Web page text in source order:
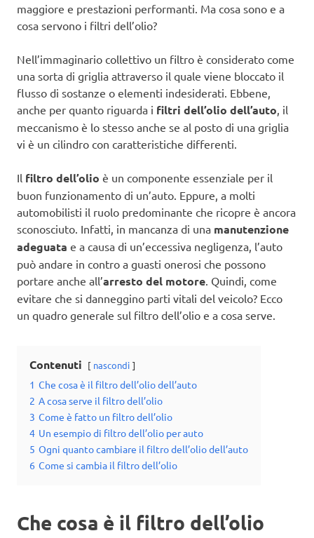
maggiore e prestazioni performanti. Ma cosa sono e a
cosa servono i filtri dell’olio?
Nell’immaginario collettivo un filtro è considerato come
una sorta di griglia attraverso il quale viene bloccato il
flusso di sostanze o elementi indesiderati. Ebbene,
anche per quanto riguarda i filtri dell’olio dell’auto , il
meccanismo è lo stesso anche se al posto di una griglia
vi è un cilindro con caratteristiche differenti.
Il filtro dell’olio è un componente essenziale per il
buon funzionamento di un’auto. Eppure, a molti
automobilisti il ruolo predominante che ricopre è ancora
sconosciuto. Infatti, in mancanza di una manutenzione
adeguata e a causa di un’eccessiva negligenza, l’auto
può andare in contro a guasti onerosi che possono
portare anche all’arresto del motore . Quindi, come
evitare che si danneggino parti vitali del veicolo? Ecco
un quadro generale sul filtro dell’olio e a cosa serve.
Contenuti nascondi
1 Che cosa è il filtro dell’olio dell’auto
2 A cosa serve il filtro dell’olio
3 Come è fatto un filtro dell’olio
4 Un esempio di filtro dell’olio per auto
5 Ogni quanto cambiare il filtro dell’olio dell’auto
6 Come si cambia il filtro dell’olio
Che cosa è il filtro dell’olio